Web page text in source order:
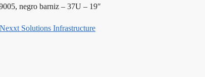
negro barniz – 37U – 19″
Nexxt Solutions Infrastructure